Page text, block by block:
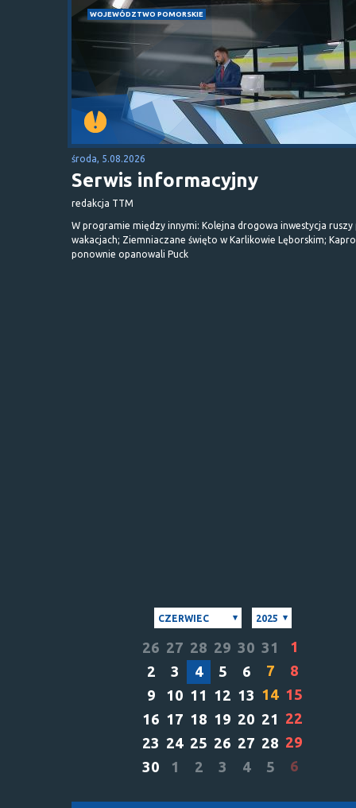
WOJEWÓDZTWO POMORSKIE
środa, 5.08.2026
Serwis informacyjny
redakcja TTM
W programie między innymi: Kolejna drogowa inwestycja ruszy
wakacjach; Ziemniaczane święto w Karlikowie Lęborskim;
ponownie opanowali Puck
CZERWIEC 2025
26 27 28 29 30 31
1
2
3 4 5 6 7
8
9
10 11 12 13 14 15
16 17 18 19 20 21 22
23 24 25 26 27 28 29
30
1 2 3 4 5 6